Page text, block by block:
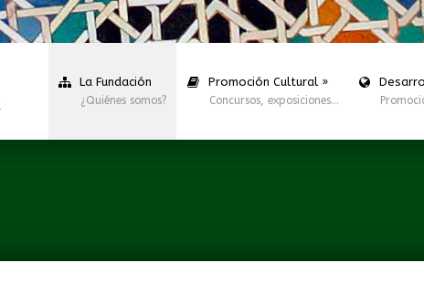
La Fundación
¿Quiénes somos?
Promoción Cultural»
Concursos, exposiciones…